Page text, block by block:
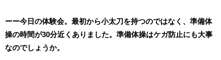
ーー今日の体験会。最初から小太刀を持つのではなく、準備体
操の時間が30分近くありました。準備体操はケガ防止にも大事
なのでしょうか。